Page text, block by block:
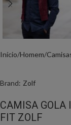
Início Homem
Brand: Zolf
CAMISA GOLA
FIT ZOLF